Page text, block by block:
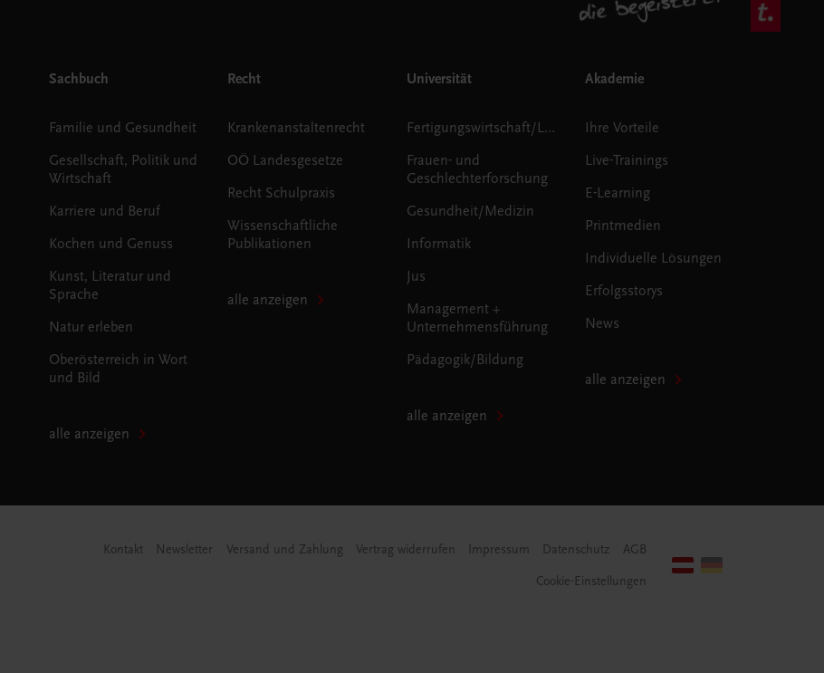
Sachbuch
Familie und Gesundheit
Gesellschaft, Politik und
Wirtschaft
Karriere und Beruf
Kochen und Genuss
Kunst, Literatur und
Sprache
Natur erleben
Oberösterreich in Wort
und Bild
alle anzeigen
Recht
Krankenanstaltenrecht
OÖ Landesgesetze
Recht Schulpraxis
Wissenschaftliche
Publikationen
alle anzeigen
Universität
Fertigungswirtschaft/Logistik
Frauen- und
Geschlechterforschung
Gesundheit/Medizin
Informatik
Jus
Management +
Unternehmensführung
Pädagogik/Bildung
alle anzeigen
Akademie
Ihre Vorteile
Live-Trainings
E-Learning
Printmedien
Individuelle Lösungen
Erfolgsstorys
News
alle anzeigen
Kontakt Newsletter Versand und Zahlung Vertrag widerrufen Impressum Datenschutz AGB
Cookie-Einstellungen